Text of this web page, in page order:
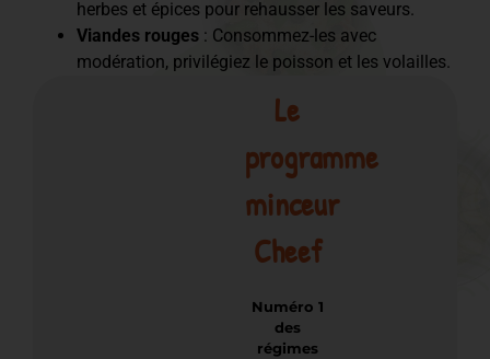
herbes et épices pour rehausser les saveurs.
Viandes rouges : Consommez-les avec
modération, privilégiez le poisson et les volailles.
Le
programme
minceur
Cheef
Numéro 1
des
régimes